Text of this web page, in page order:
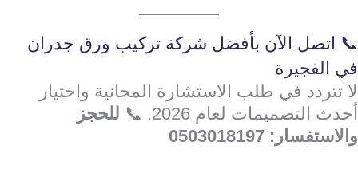
📞 اتصل الآن بأفضل شركة تركيب ورق جدران
في الفجيرة
لا تتردد في طلب الاستشارة المجانية واختيار
أحدث التصميمات لعام 2026. 📞
للحجز
والاستفسار: 0503018197